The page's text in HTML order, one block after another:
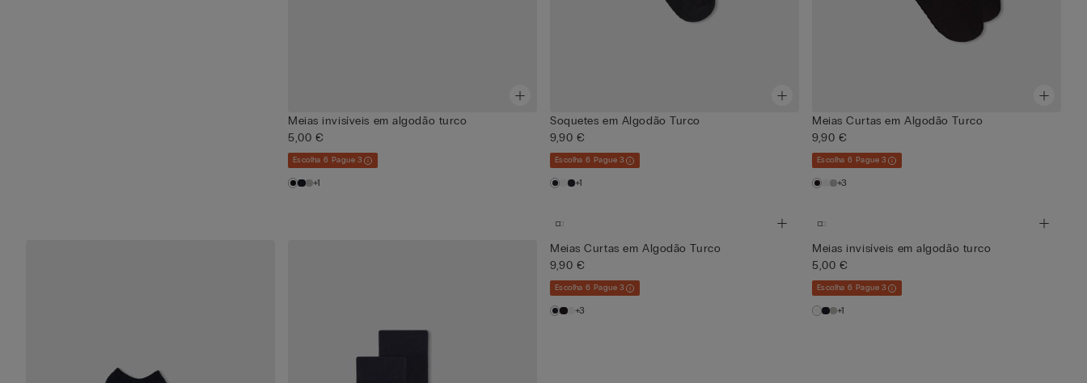
Meias invisíveis em algodão turco
5,00 €
Escolha 6 Pague 3
+1
Soquetes em Algodão Turco
9,90 €
Escolha 6 Pague 3
+1
Meias Curtas em Algodão Turco
9,90 €
Escolha 6 Pague 3
+3
Meias Curtas em Algodão Turco
9,90 €
Escolha 6 Pague 3
+3
Meias invisíveis em algodão turco
5,00 €
Escolha 6 Pague 3
+1